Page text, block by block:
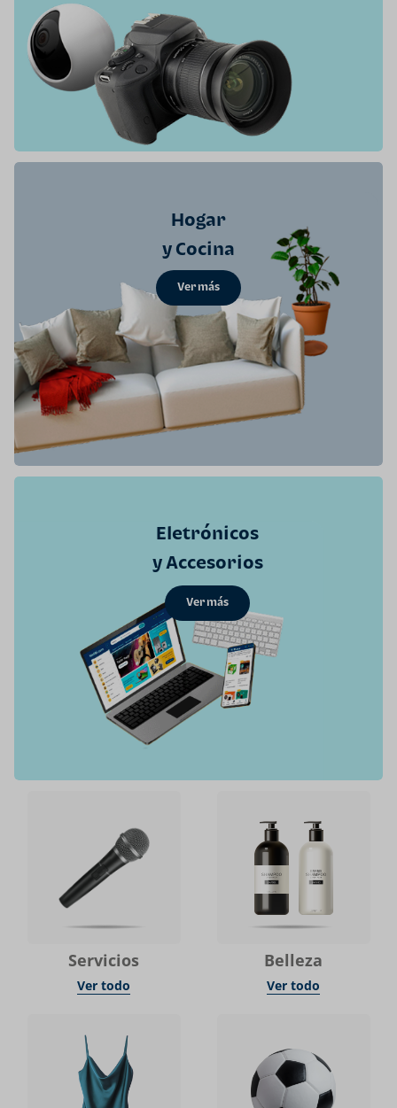
Hogar
y Cocina
Ver más
Eletrónicos
y Accesorios
Ver más
Servicios
Ver todo
Belleza
Ver todo